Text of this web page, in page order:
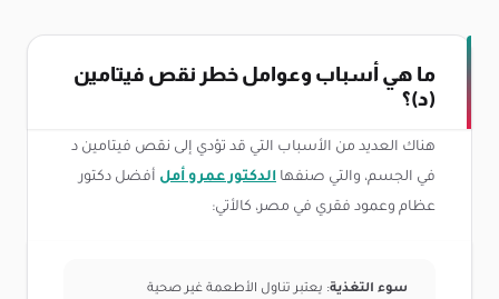
ما هي أسباب وعوامل خطر نقص فيتامين
(د)؟
هناك العديد من الأسباب التي قد تؤدي إلى نقص فيتامين د
في الجسم، والتي صنفها الدكتور عمرو أمل أفضل دكتور
عظام وعمود فقري في مصر، كالأتي:
سوء التغذية: يعتبر تناول الأطعمة غير صحية